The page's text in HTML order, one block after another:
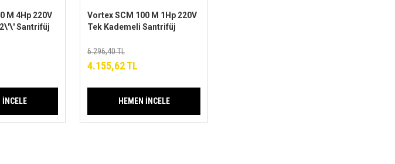
M 4Hp 220V
Santrifüj
İNCELE
Vortex SCM 100 M 1Hp 220V
Tek Kademeli Santrifüj
6.296,40 TL
4.155,62 TL
HEMEN İNCELE